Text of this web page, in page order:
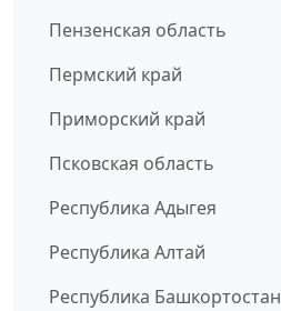
Пензенская область
Пермский край
Приморский край
Псковская область
Республика Адыгея
Республика Алтай
Республика Башкортостан